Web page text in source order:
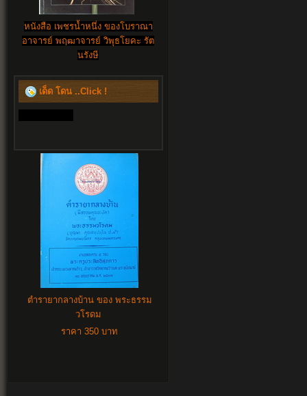
หนังสือ เพชรน้ำหนึ่ง ของโบราณา
อาจารย์ พฤฒาจารย์ วิพุธโยคะ รัต
นรังษี
เด็ด โดน ..Click !
ตำรายากลางบ้าน ของ พระธรรม
วโรดม
ราคา 350 บาท